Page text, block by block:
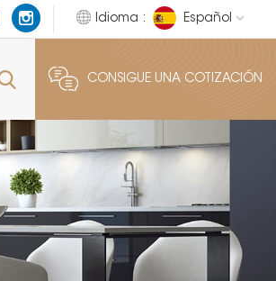
Idioma : Español
CONSIGUE UNA COTIZACIÓN